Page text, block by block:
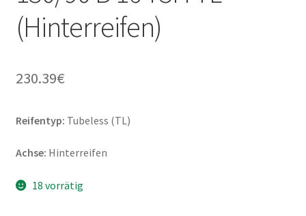
(Hinterreifen)
230.39€
Reifentyp: Tubeless (TL)
Achse: Hinterreifen
18 vorrätig